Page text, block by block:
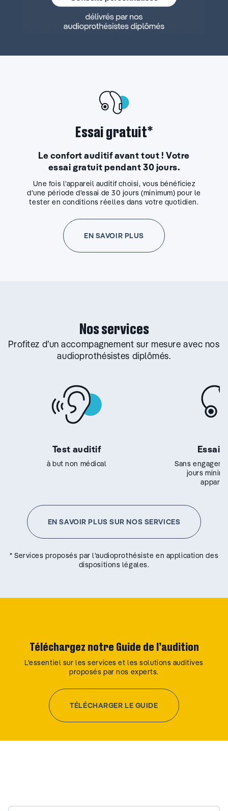
Essai gratuit*
Le confort auditif avant tout ! Votre
essai gratuit pendant 30 jours.
Une fois l’appareil auditif choisi, vous bénéficiez
d’une période d’essai de 30 jours (minimum) pour le
tester en conditions réelles dans votre quotidien.
EN SAVOIR PLUS
Nos services
Profitez d’un accompagnement sur mesure avec nos
audioprothésistes diplômés.
Test auditif
à but non médical
Essai
Sans
jours
EN SAVOIR PLUS SUR NOS SERVICES
* Services proposés par l’audioprothésiste en application des
dispositions légales.
Téléchargez notre Guide de l’audition
L’essentiel sur les services et les solutions auditives
proposés par nos experts.
TÉLÉCHARGER LE GUIDE